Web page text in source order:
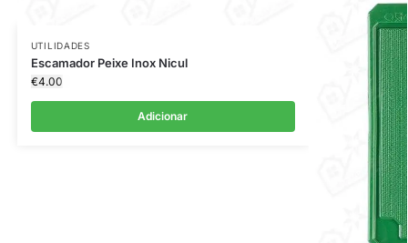
UTILIDADES
Escamador Peixe Inox Nicul
€4.00
Adicionar